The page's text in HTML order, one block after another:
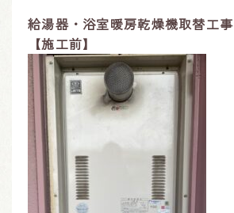
給湯器・浴室暖房乾燥機取替工事
【施工前】